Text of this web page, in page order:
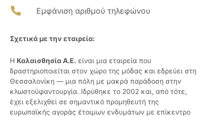
Εμφάνιση αριθμού τηλεφώνου
Σχετικά με την εταιρεία:
Η Καλαισθησία Α.Ε. είναι μια εταιρεία που
δραστηριοποιείται στον χώρο της μόδας και εδρεύει στη
Θεσσαλονίκη — μια πόλη με μακρά παράδοση στην
κλωστοϋφαντουργία. Ιδρύθηκε το 2002 και, από τότε,
έχει εξελιχθεί σε σημαντικό προμηθευτή της
ευρωπαϊκής αγοράς έτοιμων ενδυμάτων με επίκεντρο